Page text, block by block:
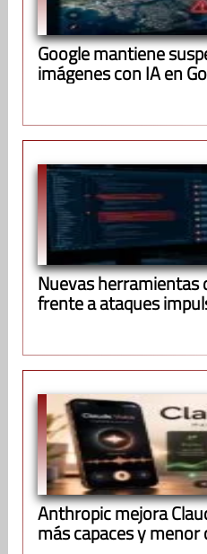
Google mantiene
imágenes con IA en
Nuevas herramientas
frente a ataques
Anthropic mejora
más capaces y menor